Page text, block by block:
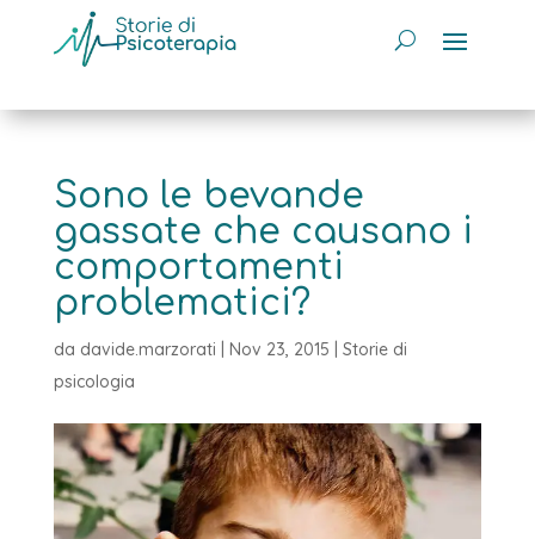
Sono le bevande
gassate che causano i
comportamenti
problematici?
da davide.marzorati Nov 23, 2015
Storie di
psicologia